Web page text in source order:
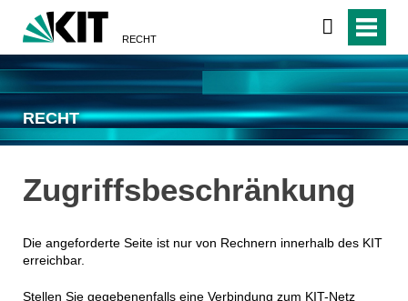
RECHT
RECHT
Zugriffsbeschränkung
Die angeforderte Seite ist nur von Rechnern innerhalb des KIT
erreichbar.
Stellen Sie gegebenenfalls eine Verbindung zum KIT-Netz